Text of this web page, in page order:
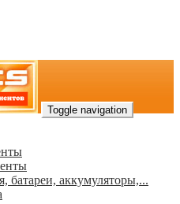
Toggle navigation
батареи, аккумуляторы,...